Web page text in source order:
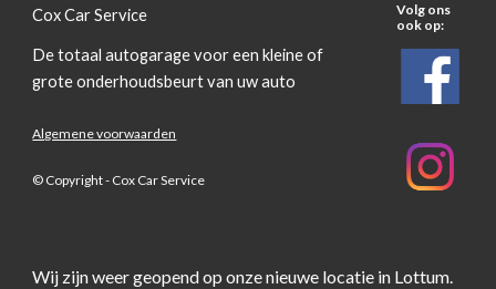
Cox Car Service
De totaal autogarage voor een kleine of
grote onderhoudsbeurt van uw auto
Algemene voorwaarden
© Copyright - Cox Car Service
Volg ons
ook op:
Wij zijn weer geopend op onze nieuwe locatie in Lottum.